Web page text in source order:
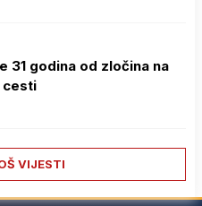
31 godina od zločina na
cesti
VIJESTI